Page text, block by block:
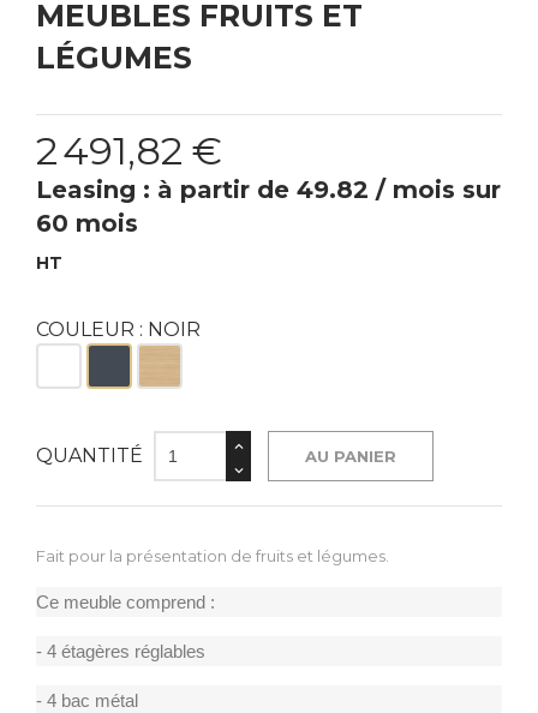
MEUBLES FRUITS ET
LÉGUMES
2 491,82 €
Leasing : à partir de 49.82 / mois sur
60 mois
HT
COULEUR : NOIR
QUANTITÉ AU PANIER
Fait pour la présentation de fruits et légumes.
Ce meuble comprend :
- 4 étagères réglables
- 4 bac métal